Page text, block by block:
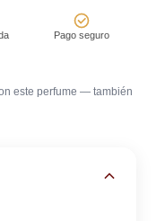
Pago seguro
este perfume — también